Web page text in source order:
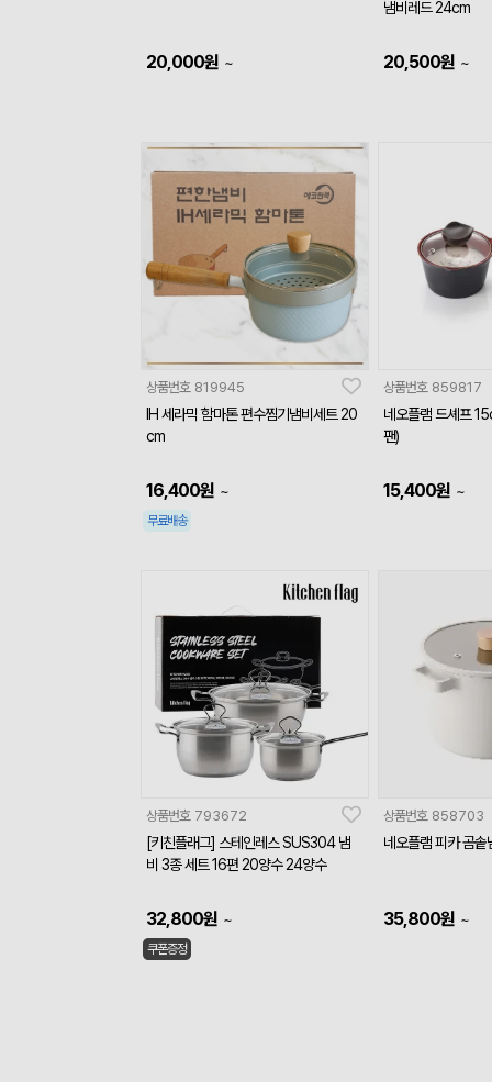
20,000원 ~
냄비레드 24cm
20,500원 ~
상품번호 819945
IH 세라믹 함마톤 편수찜기냄비세트 20
cm
16,400원 ~
무료배송
상품번호 859817
네오플램 드셰프
팬)
15,400원 ~
상품번호 793672
[키친플래그] 스테인레스 SUS304 냄
비 3종 세트 16편 20양수 24양수
32,800원 ~
쿠폰증정
상품번호 858703
네오플램 피카 곰
35,800원 ~